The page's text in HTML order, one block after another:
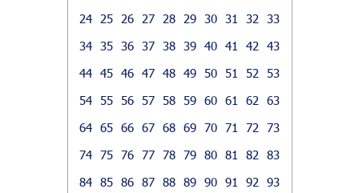
24
25 26 27 28 29 30 31 32
33
34 35 36 37 38 39 40 41 42
43
44 45 46 47 48 49 50 51 52
53
54 55 56 57 58 59 60 61 62
63
64 65 66 67 68 69 70 71 72
73
74 75 76 77 78 79 80 81 82
83
84 85 86 87 88 89 90 91 92
93